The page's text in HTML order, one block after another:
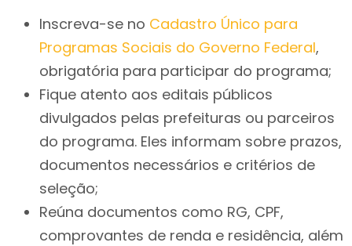
Inscreva-se no Cadastro Único para
Programas Sociais do Governo Federal,
obrigatória para participar do programa;
Fique atento aos editais públicos
divulgados pelas prefeituras ou parceiros
do programa. Eles informam sobre prazos,
documentos necessários e critérios de
seleção;
Reúna documentos como RG, CPF,
comprovantes de renda e residência, além